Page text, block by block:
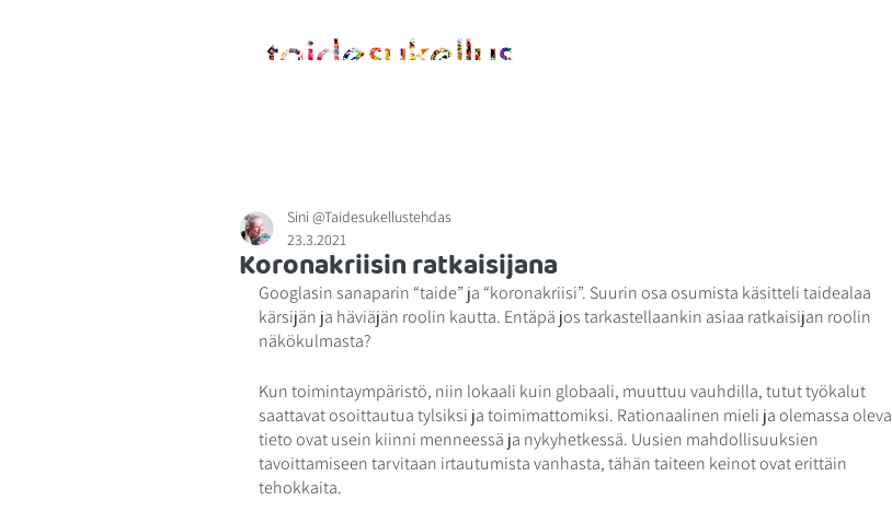
Koronakriisin ratkaisijana
Sini @Taidesukellustehdas
23.3.2021
Googlasin sanaparin “taide” ja “koronakriisi”. Suurin osa osumista käsitteli taidealaa
kärsijän ja häviäjän roolin kautta. Entäpä jos tarkastellaankin asiaa ratkaisijan roolin
näkökulmasta?
Kun toimintaympäristö, niin lokaali kuin globaali, muuttuu vauhdilla, tutut työkalut
saattavat osoittautua tylsiksi ja toimimattomiksi. Rationaalinen mieli ja olemassa oleva
tieto ovat usein kiinni menneessä ja nykyhetkessä. Uusien mahdollisuuksien
tavoittamiseen tarvitaan irtautumista vanhasta, tähän taiteen keinot ovat erittäin
tehokkaita.